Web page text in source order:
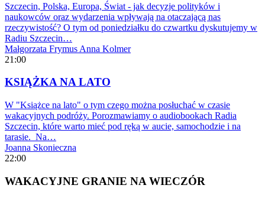
Szczecin, Polska, Europa, Świat - jak decyzje polityków i
naukowców oraz wydarzenia wpływają na otaczającą nas
rzeczywistość? O tym od poniedziałku do czwartku dyskutujemy w
Radiu Szczecin…
Małgorzata Frymus Anna Kolmer
21:00
KSIĄŻKA NA LATO
W "Książce na lato" o tym czego można posłuchać w czasie
wakacyjnych podróży. Porozmawiamy o audiobookach Radia
Szczecin, które warto mieć pod ręką w aucie, samochodzie i na
tarasie. Na…
Joanna Skonieczna
22:00
WAKACYJNE GRANIE NA WIECZÓR